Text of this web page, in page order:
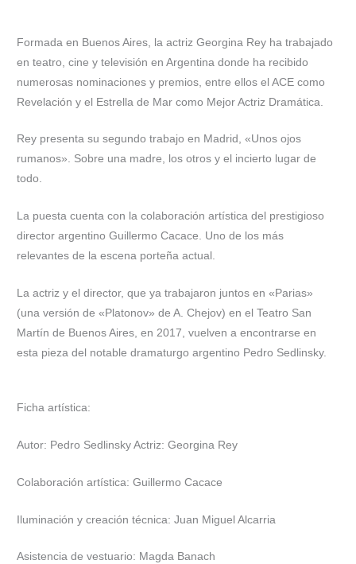
Formada en Buenos Aires, la actriz Georgina Rey ha trabajado
en teatro, cine y televisión en Argentina donde ha recibido
numerosas nominaciones y premios, entre ellos el ACE como
Revelación y el Estrella de Mar como Mejor Actriz Dramática.
Rey presenta su segundo trabajo en Madrid, «Unos ojos
rumanos». Sobre una madre, los otros y el incierto lugar de
todo.
La puesta cuenta con la colaboración artística del prestigioso
director argentino Guillermo Cacace. Uno de los más
relevantes de la escena porteña actual.
La actriz y el director, que ya trabajaron juntos en «Parias»
(una versión de «Platonov» de A. Chejov) en el Teatro San
Martín de Buenos Aires, en 2017, vuelven a encontrarse en
esta pieza del notable dramaturgo argentino Pedro Sedlinsky.
Ficha artística:
Autor: Pedro Sedlinsky Actriz: Georgina Rey
Colaboración artística: Guillermo Cacace
Iluminación y creación técnica: Juan Miguel Alcarria
Asistencia de vestuario: Magda Banach